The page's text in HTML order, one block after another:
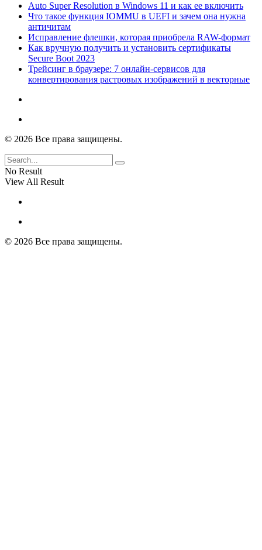
Auto Super Resolution в Windows 11 и как ее включить
Что такое функция IOMMU в UEFI и зачем она нужна
античитам
Исправление флешки, которая приобрела RAW-формат
Как вручную получить и установить сертификаты
Secure Boot 2023
Трейсинг в браузере: 7 онлайн-сервисов для
конвертирования растровых изображений в векторные
© 2026 Все права защищены.
No Result
View All Result
© 2026 Все права защищены.